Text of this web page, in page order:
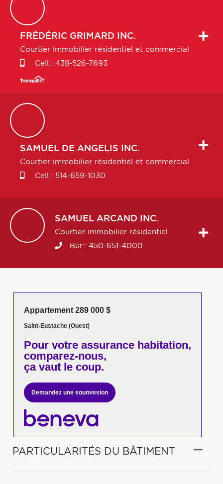
FRÉDÉRIC GRIMARD INC.
Courtier immobilier résidentiel et commercial
Cell.: 438-526-7693
SAMUEL DE ANGELIS INC.
Courtier immobilier résidentiel et commercial
Cell.: 514-659-1030
SAMUEL ARCAND INC.
Courtier immobilier résidentiel
Bur.: 450-651-4000
Appartement 289 000 $
Saint-Eustache (Ouest)
Pour votreassurance habitation,
comparez-nous,
ça vaut le coup.
Demandez une soumission
PARTICULARITÉS DU BÂTIMENT